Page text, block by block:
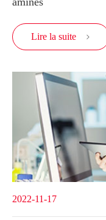
Lire la suite 
2022-11-17